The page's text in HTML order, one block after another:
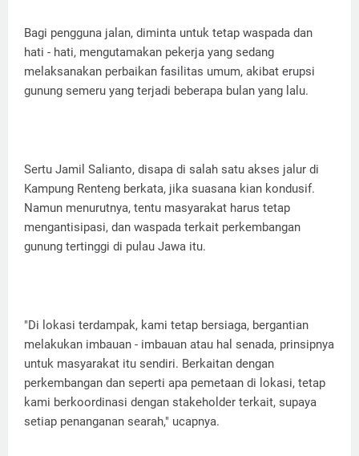
Bagi pengguna jalan, diminta untuk tetap waspada dan
hati - hati, mengutamakan pekerja yang sedang
melaksanakan perbaikan fasilitas umum, akibat erupsi
gunung semeru yang terjadi beberapa bulan yang lalu.
Sertu Jamil Salianto, disapa di salah satu akses jalur di
Kampung Renteng berkata, jika suasana kian kondusif.
Namun menurutnya, tentu masyarakat harus tetap
mengantisipasi, dan waspada terkait perkembangan
gunung tertinggi di pulau Jawa itu.
"Di lokasi terdampak, kami tetap bersiaga, bergantian
melakukan imbauan - imbauan atau hal senada, prinsipnya
untuk masyarakat itu sendiri. Berkaitan dengan
perkembangan dan seperti apa pemetaan di lokasi, tetap
kami berkoordinasi dengan stakeholder terkait, supaya
setiap penanganan searah," ucapnya.